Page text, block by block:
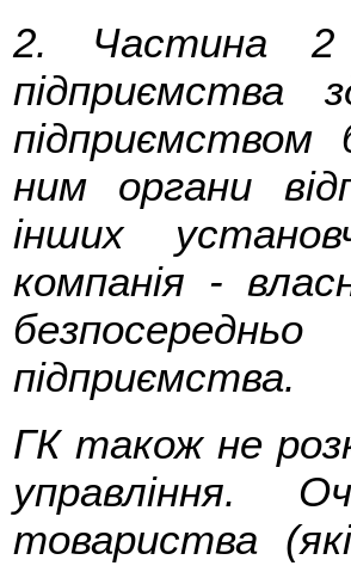
2. Частина 2
підприємства
підприємством
ним органи
інших
компанія -
підприємства.
ГК також не
управління.
товариства